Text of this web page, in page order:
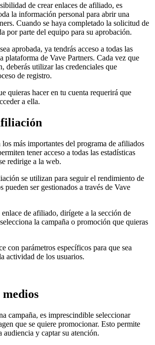
de crear enlaces de afiliado, es
la información personal para abrir una
Cuando se haya completado la solicitud de
por parte del equipo para su aprobación.
aprobada, ya tendrás acceso a todas las
plataforma de Vave Partners. Cada vez que
deberás utilizar las credenciales que
de registro.
quieras hacer en tu cuenta requerirá que
a ella.
los más importantes del programa de afiliados
tener acceso a todas las estadísticas
redirige a la web.
se utilizan para seguir el rendimiento de
pueden ser gestionados a través de Vave
de afiliado, dirígete a la sección de
la campaña o promoción que quieras
con parámetros específicos para que sea
actividad de los usuarios.
medios
campaña, es imprescindible seleccionar
que se quiere promocionar. Esto permite
audiencia y captar su atención.